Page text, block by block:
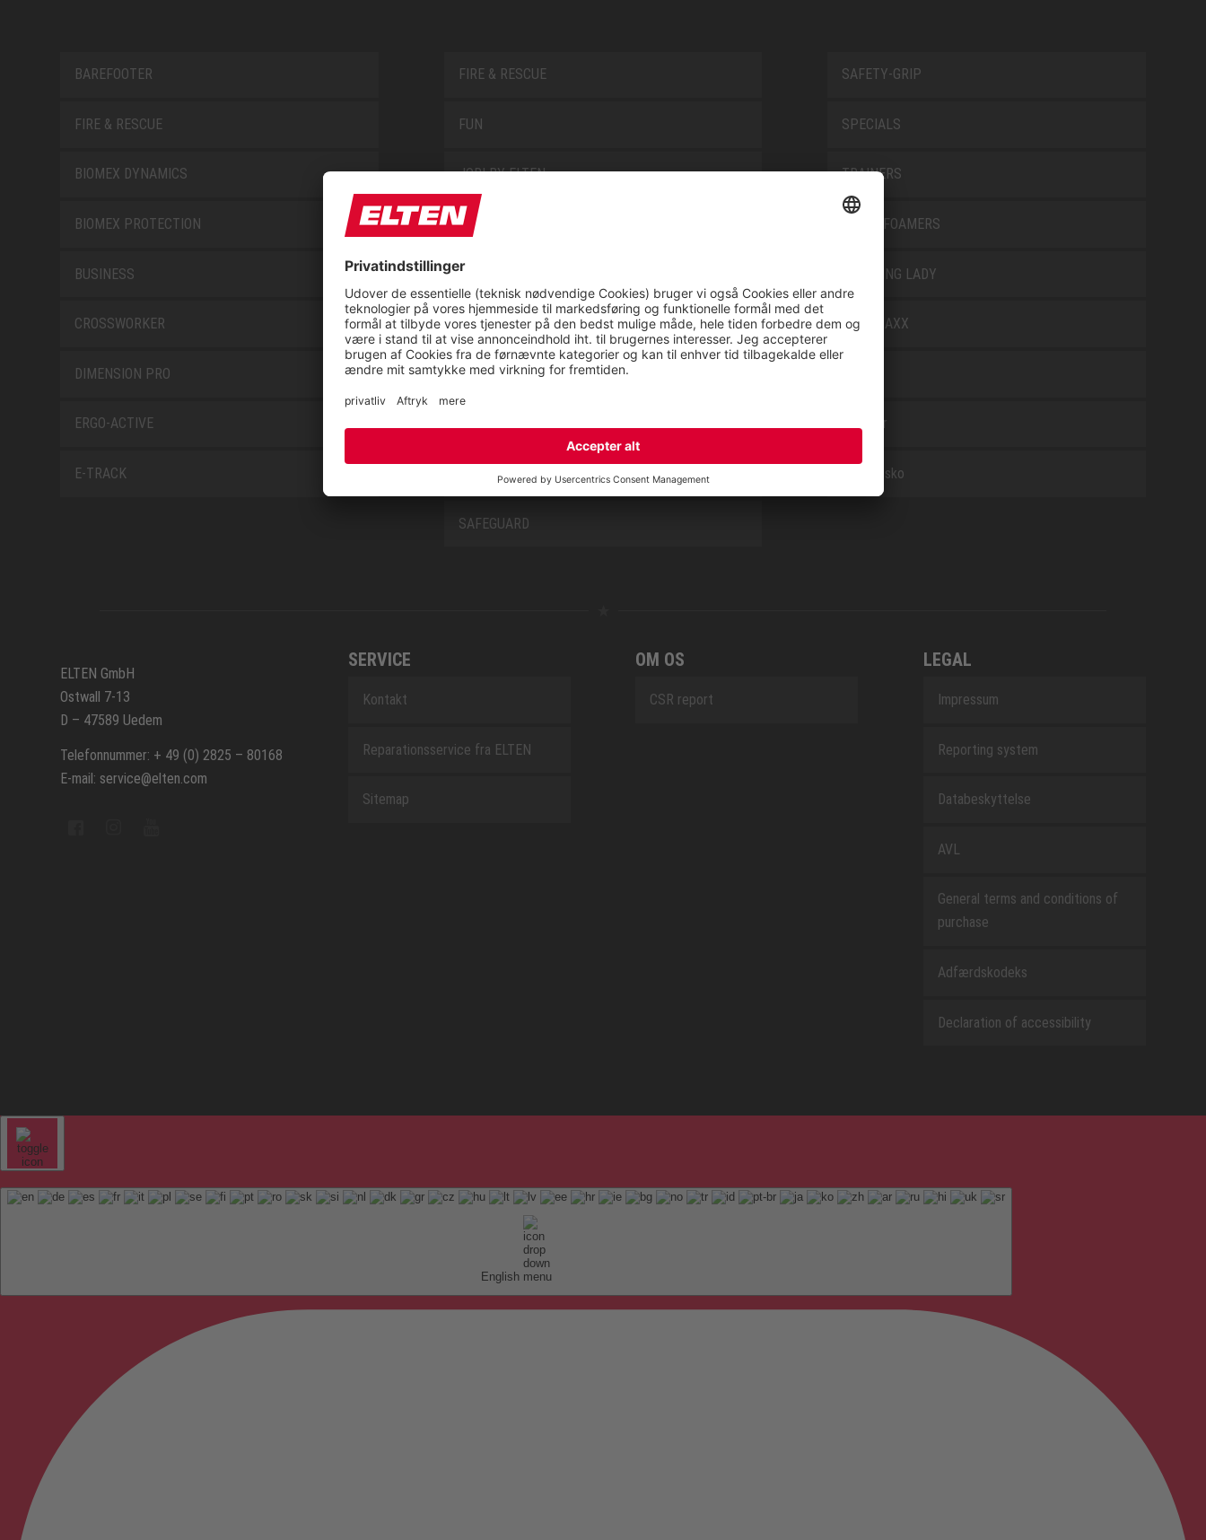
BAREFOOTER
FIRE & RESCUE
BIOMEX DYNAMICS
BIOMEX PROTECTION
BUSINESS
CROSSWORKER
DIMENSION PRO
ERGO-ACTIVE
E-TRACK
FIRE & RESCUE
FUN
JORI BY ELTEN
L10
LOWA WORK COLLECTION
MISS L10
NEW CLASSICS
SAFEGUARD
SAFETY-GRIP
SPECIALS
TRAINERS
TRANSFOAMERS
TREKKING LADY
WELLMAXX
Tilbehør
Arbejdssko
ELTEN GmbH
Ostwall 7-13
D – 47589 Uedem
Telefonnummer: + 49 (0) 2825 – 80168
E-mail: service@elten.com
SERVICE
Kontakt
Reparationsservice fra ELTEN
Sitemap
OM OS
CSR report
LEGAL
Impressum
Reporting system
Databeskyttelse
AVL
General terms and conditions of
purchase
Adfærdskodeks
Declaration of accessibility
English